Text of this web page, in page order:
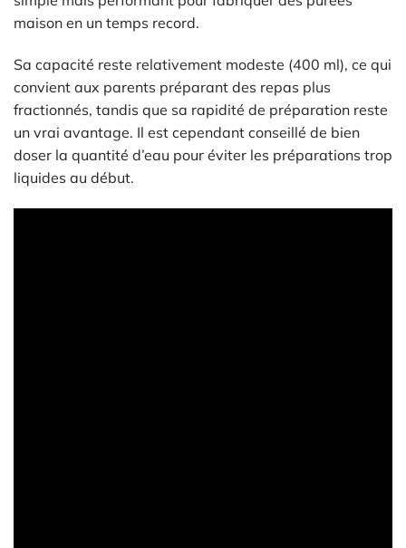
maison en un temps record.
Sa capacité reste relativement modeste (400 ml), ce qui
convient aux parents préparant des repas plus
fractionnés, tandis que sa rapidité de préparation reste
un vrai avantage. Il est cependant conseillé de bien
doser la quantité d’eau pour éviter les préparations trop
liquides au début.